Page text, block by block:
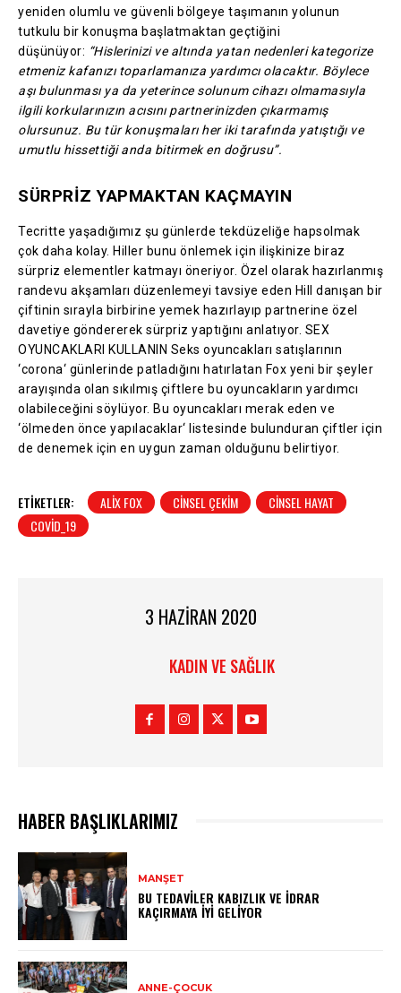
yeniden olumlu ve güvenli bölgeye taşımanın yolunun
tutkulu bir konuşma başlatmaktan geçtiğini
düşünüyor: “Hislerinizi ve altında yatan nedenleri kategorize
etmeniz kafanızı toparlamanıza yardımcı olacaktır. Böylece
aşı bulunması ya da yeterince solunum cihazı olmamasıyla
ilgili korkularınızın acısını partnerinizden çıkarmamış
olursunuz. Bu tür konuşmaları her iki tarafında yatıştığı ve
umutlu hissettiği anda bitirmek en doğrusu”.
SÜRPRİZ YAPMAKTAN KAÇMAYIN
Tecritte yaşadığımız şu günlerde tekdüzeliğe hapsolmak
çok daha kolay. Hiller bunu önlemek için ilişkinize biraz
sürpriz elementler katmayı öneriyor. Özel olarak hazırlanmış
randevu akşamları düzenlemeyi tavsiye eden Hill danışan bir
çiftinin sırayla birbirine yemek hazırlayıp partnerine özel
davetiye göndererek sürpriz yaptığını anlatıyor. SEX
OYUNCAKLARI KULLANIN Seks oyuncakları satışlarının
‘corona‘ günlerinde patladığını hatırlatan Fox yeni bir şeyler
arayışında olan sıkılmış çiftlere bu oyuncakların yardımcı
olabileceğini söylüyor. Bu oyuncakları merak eden ve
‘ölmeden önce yapılacaklar‘ listesinde bulunduran çiftler için
de denemek için en uygun zaman olduğunu belirtiyor.
ETIKETLER: ALIX FOX CINSEL ÇEKIM
CINSEL HAYAT
COVID_19
3 HAZIRAN 2020
KADIN VE SAĞLIK
HABER BAŞLIKLARIMIZ
MANŞET
BU TEDAVILER KABIZLIK VE İDRAR
KAÇIRMAYA İYI GELIYOR
ANNE-ÇOCUK